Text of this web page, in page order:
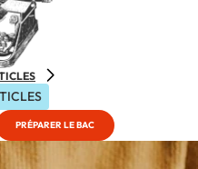
PRÉPARER LE BAC